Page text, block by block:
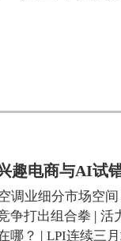
趣电商与AI试
调业细分市场空间
争打出组合拳 | 活
哪？ | LPI连续三